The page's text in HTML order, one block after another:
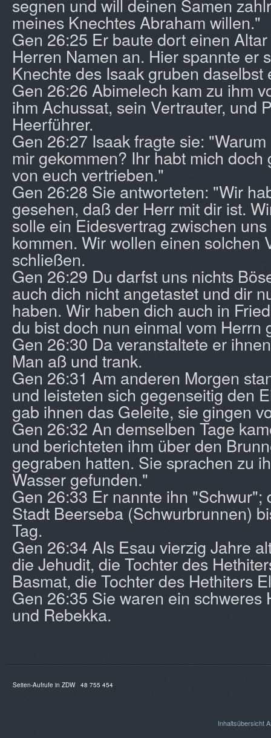
segnen und will deinen Samen
meines Knechtes Abraham willen."
Gen 26:25 Er baute dort einen
Herren Namen an. Hier spannte er
Knechte des Isaak gruben
Gen 26:26 Abimelech kam zu ihm
ihm Achussat, sein Vertrauter, und
Heerführer.
Gen 26:27 Isaak fragte sie:
mir gekommen? Ihr habt mich
von euch vertrieben."
Gen 26:28 Sie antworteten: "Wir
gesehen, daß der Herr mit dir ist.
solle ein Eidesvertrag zwischen
kommen. Wir wollen einen solchen
schließen.
Gen 26:29 Du darfst uns nichts
auch dich nicht angetastet und dir
haben. Wir haben dich auch in
du bist doch nun einmal vom Herrn
Gen 26:30 Da veranstaltete er
Man aß und trank.
Gen 26:31 Am anderen Morgen
und leisteten sich gegenseitig den
gab ihnen das Geleite, sie gingen
Gen 26:32 An demselben Tage
und berichteten ihm über den
gegraben hatten. Sie sprachen zu
Wasser gefunden."
Gen 26:33 Er nannte ihn "Schwur";
Stadt Beerseba (Schwurbrunnen)
Tag.
Gen 26:34 Als Esau vierzig Jahre
die Jehudit, die Tochter des
Basmat, die Tochter des Hethiters
Gen 26:35 Sie waren ein schweres
und Rebekka.
Seiten-Aufrufe in ZDW 48 755 454
Inhaltsübersicht